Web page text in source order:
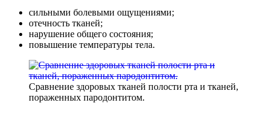
сильными болевыми ощущениями;
отечность тканей;
нарушение общего состояния;
повышение температуры тела.
Сравнение здоровых тканей полости рта и тканей,
пораженных пародонтитом.